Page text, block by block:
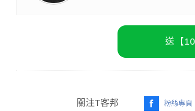
送【
關注T客邦 粉絲專頁